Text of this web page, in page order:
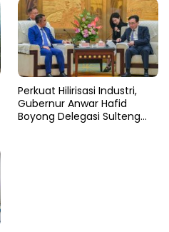
Perkuat Hilirisasi Industri,
Gubernur Anwar Hafid
Boyong Delegasi Sulteng